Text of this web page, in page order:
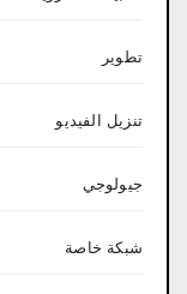
تطوير
تنزيل الفيديو
جيولوجي
شبكة خاصة